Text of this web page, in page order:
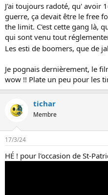
J'ai toujours radoté, qu' avoir
guerre, ça devait être le free
the limit. C'est cette gang là,
qui sont venu tout
Les esti de boomers, que de
Je pognais dernièrement, le
wow !! Plate un peu pour les
tichar
Membre
17/3/24
HÉ ! pour l'occasion de St-